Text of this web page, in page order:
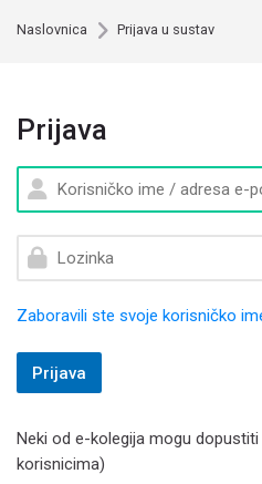
Naslovnica Prijava u sustav
Prijava
Korisničko ime / adresa e-pošte
Lozinka
Zaboravili ste svoje korisničko
Prijava
Neki od e-kolegija mogu
korisnicima)